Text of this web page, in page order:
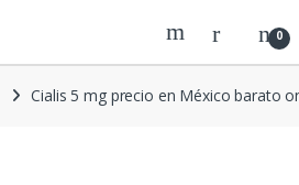
0
Cialis 5 mg precio en México barato